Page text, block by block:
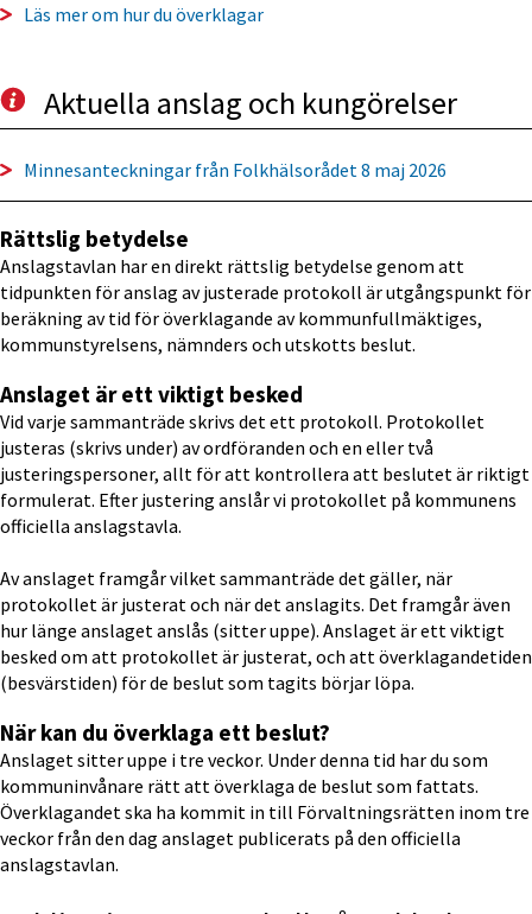
Läs mer om hur du överklagar
Aktuella anslag och kungörelser
Minnesanteckningar från Folkhälsorådet 8 maj 2026
Rättslig betydelse
Anslagstavlan har en direkt rättslig betydelse genom att
tidpunkten för anslag av justerade protokoll är utgångspunkt för
beräkning av tid för överklagande av kommunfullmäktiges,
kommunstyrelsens, nämnders och utskotts beslut.
Anslaget är ett viktigt besked
Vid varje sammanträde skrivs det ett protokoll. Protokollet
justeras (skrivs under) av ordföranden och en eller två
justeringspersoner, allt för att kontrollera att beslutet är riktigt
formulerat. Efter justering anslår vi protokollet på kommunens
officiella anslagstavla.
Av anslaget framgår vilket sammanträde det gäller, när
protokollet är justerat och när det anslagits. Det framgår även
hur länge anslaget anslås (sitter uppe). Anslaget är ett viktigt
besked om att protokollet är justerat, och att överklagandetiden
(besvärstiden) för de beslut som tagits börjar löpa.
När kan du överklaga ett beslut?
Anslaget sitter uppe i tre veckor. Under denna tid har du som
kommuninvånare rätt att överklaga de beslut som fattats.
Överklagandet ska ha kommit in till Förvaltningsrätten inom tre
veckor från den dag anslaget publi­cerats på den officiella
anslagstavlan.